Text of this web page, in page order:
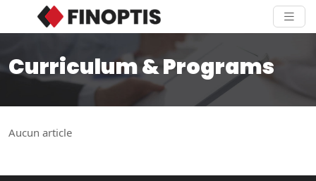
Curriculum & Programs
Aucun article